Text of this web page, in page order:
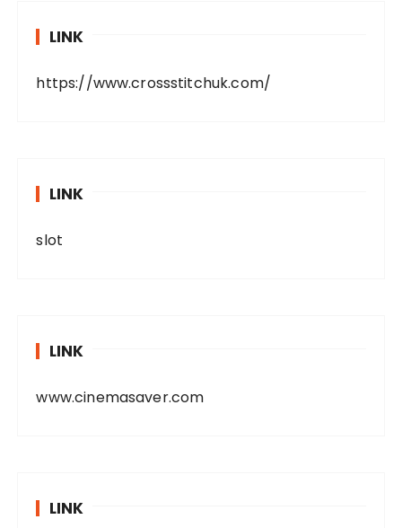
LINK
https://www.crossstitchuk.com/
LINK
slot
LINK
www.cinemasaver.com
LINK